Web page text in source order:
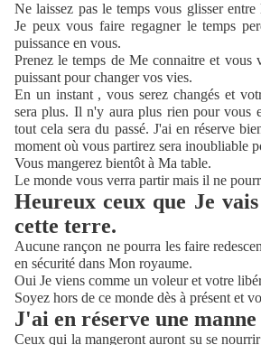
Ne laissez pas le temps vous glisser
Je peux vous faire regagner le temps
puissance en vous.
Prenez le temps de Me connaitre et vous
puissant pour changer vos vies.
En un instant , vous serez changés et
sera plus. Il n'y aura plus rien pour vous
tout cela sera du passé. J'ai en réserve
moment où vous partirez sera inoubliable
Vous mangerez bientôt à Ma table.
Le monde vous verra partir mais il ne
Heureux ceux que Je
cette terre.
Aucune rançon ne pourra les faire
en sécurité dans Mon royaume.
Oui Je viens comme un voleur et votre
Soyez hors de ce monde dès à présent et
J'ai en réserve une manne
Ceux qui la mangeront auront su se